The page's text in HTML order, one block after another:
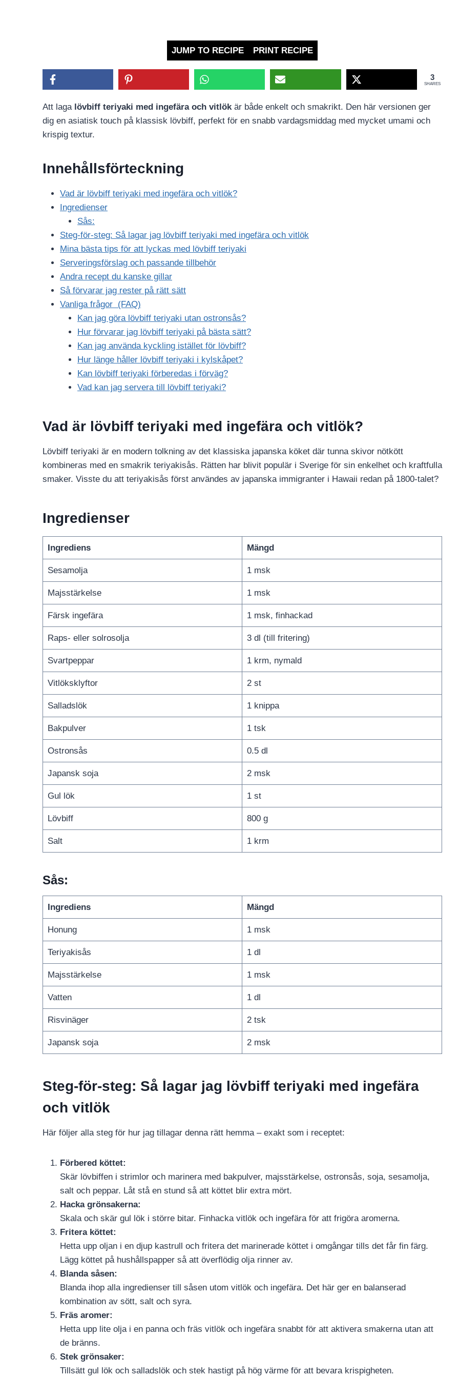
JUMP TO RECIPE PRINT RECIPE
3
SHARES
Att laga lövbiff teriyaki med ingefära och vitlökär både enkelt och smakrikt. Den här versionen ger
dig en asiatisk touch på klassisk lövbiff, perfekt för en snabb vardagsmiddag med mycket umami och
krispig textur.
Innehållsförteckning
Vad är lövbiff teriyaki med ingefära och vitlök?
Ingredienser
Sås:
Steg-för-steg: Så lagar jag lövbiff teriyaki med ingefära och vitlök
Mina bästa tips för att lyckas med lövbiff teriyaki
Serveringsförslag och passande tillbehör
Andra recept du kanske gillar
Så förvarar jag rester på rätt sätt
Vanliga frågor (FAQ)
Kan jag göra lövbiff teriyaki utan ostronsås?
Hur förvarar jag lövbiff teriyaki på bästa sätt?
Kan jag använda kyckling istället för lövbiff?
Hur länge håller lövbiff teriyaki i kylskåpet?
Kan lövbiff teriyaki förberedas i förväg?
Vad kan jag servera till lövbiff teriyaki?
Vad är lövbiff teriyaki med ingefära och vitlök?
Lövbiff teriyaki är en modern tolkning av det klassiska japanska köket där tunna skivor nötkött
kombineras med en smakrik teriyakisås. Rätten har blivit populär i Sverige för sin enkelhet och kraftfulla
smaker. Visste du att teriyakisås först användes av japanska immigranter i Hawaii redan på 1800-talet?
Ingredienser
Ingrediens Mängd
Sesamolja 1 msk
Majsstärkelse 1 msk
Färsk ingefära 1 msk, finhackad
Raps- eller solrosolja 3 dl (till fritering)
Svartpeppar 1 krm, nymald
Vitlöksklyftor 2 st
Salladslök 1 knippa
Bakpulver 1 tsk
Ostronsås 0.5 dl
Japansk soja 2 msk
Gul lök 1 st
Lövbiff 800 g
Salt 1 krm
Sås:
Ingrediens Mängd
Honung 1 msk
Teriyakisås 1 dl
Majsstärkelse 1 msk
Vatten 1 dl
Risvinäger 2 tsk
Japansk soja 2 msk
Steg-för-steg: Så lagar jag lövbiff teriyaki med ingefära
och vitlök
Här följer alla steg för hur jag tillagar denna rätt hemma – exakt som i receptet:
Förbered köttet:
Skär lövbiffen i strimlor och marinera med bakpulver, majsstärkelse, ostronsås, soja, sesamolja,
salt och peppar. Låt stå en stund så att köttet blir extra mört.
Hacka grönsakerna:
Skala och skär gul lök i större bitar. Finhacka vitlök och ingefära för att frigöra aromerna.
Fritera köttet:
Hetta upp oljan i en djup kastrull och fritera det marinerade köttet i omgångar tills det får fin färg.
Lägg köttet på hushållspapper så att överflödig olja rinner av.
Blanda såsen:
Blanda ihop alla ingredienser till såsen utom vitlök och ingefära. Det här ger en balanserad
kombination av sött, salt och syra.
Fräs aromer:
Hetta upp lite olja i en panna och fräs vitlök och ingefära snabbt för att aktivera smakerna utan att
de bränns.
Stek grönsaker:
Tillsätt gul lök och salladslök och stek hastigt på hög värme för att bevara krispigheten.